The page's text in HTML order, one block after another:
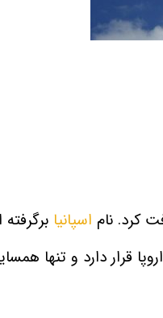
کرد. نام اسپانیا برگرفته
قرار دارد و تنها